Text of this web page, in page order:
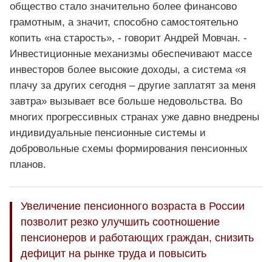
общество стало значительно более финансово
грамотным, а значит, способно самостоятельно
копить «на старость», - говорит Андрей Мовчан. -
Инвестиционные механизмы обеспечивают массе
инвесторов более высокие доходы, а система «я
плачу за других сегодня – другие заплатят за меня
завтра» вызывает все больше недовольства. Во
многих прогрессивных странах уже давно внедрены
индивидуальные пенсионные системы и
добровольные схемы формирования пенсионных
планов.
Увеличение пенсионного возраста в России
позволит резко улучшить соотношение
пенсионеров и работающих граждан, снизить
дефицит на рынке труда и повысить